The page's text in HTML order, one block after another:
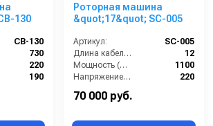
130
CB-130
730
220
190
Роторная машина
&quot;17&quot; SC-005
Артикул:
SC-005
Длина кабеля (м):
12
Мощность (Вт):
1100
Напряжение (В):
220
70 000 руб.